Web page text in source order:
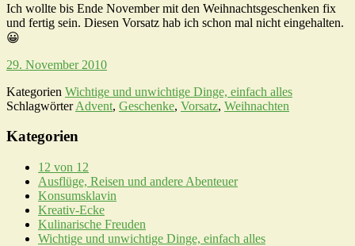
Ich wollte bis Ende November mit den Weihnachtsgeschenken fix
und fertig sein. Diesen Vorsatz hab ich schon mal nicht eingehalten.
😀
29. November 2010
Kategorien Wichtige und unwichtige Dinge, einfach alles
SchlagwörterAdvent, Geschenke, Vorsatz, Weihnachten
Kategorien
12 von 12
Ausflüge, Reisen und andere Abenteuer
Konsumsklavin
Kreativ-Ecke
Kulinarische Freuden
Wichtige und unwichtige Dinge, einfach alles